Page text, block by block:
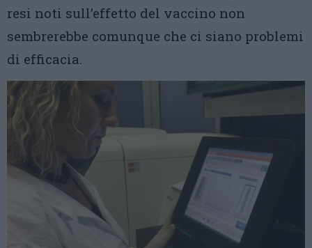
resi noti sull’effetto del vaccino non
sembrerebbe comunque che ci siano problemi
di efficacia.